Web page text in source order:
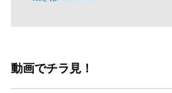
動画でチラ見！